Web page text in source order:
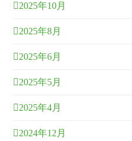
2025年10月
2025年8月
2025年6月
2025年5月
2025年4月
2024年12月